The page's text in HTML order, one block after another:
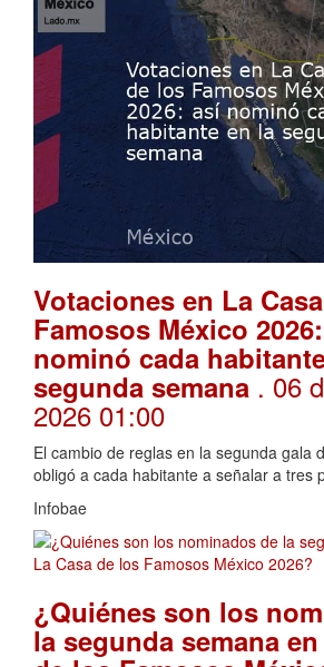
Votaciones en La
Famosos México
nominó cada
segunda semana . 06
2026 01:00
El cambio de reglas en la segunda gala
obligó a cada habitante a señalar a tres
Infobae
¿Quiénes son los
la segunda semana